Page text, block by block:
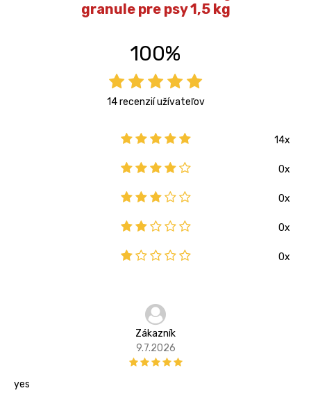
granule pre psy 1,5 kg
100%
14 recenzií užívateľov
14x
0x
0x
0x
0x
Zákazník
9.7.2026
yes